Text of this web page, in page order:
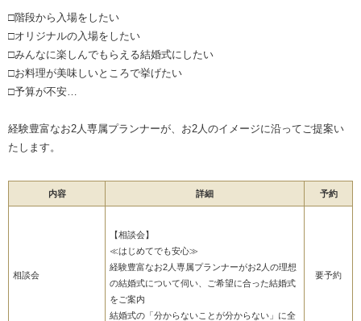
□階段から入場をしたい
□オリジナルの入場をしたい
□みんなに楽しんでもらえる結婚式にしたい
□お料理が美味しいところで挙げたい
□予算が不安…
経験豊富なお2人専属プランナーが、お2人のイメージに沿ってご提案い
たします。
内容 詳細 予約
相談会
【相談会】
≪はじめてでも安心≫
経験豊富なお2人専属プランナーがお2人の理想
の結婚式について伺い、ご希望に合った結婚式
をご案内
結婚式の「分からないことが分からない」に全
要予約